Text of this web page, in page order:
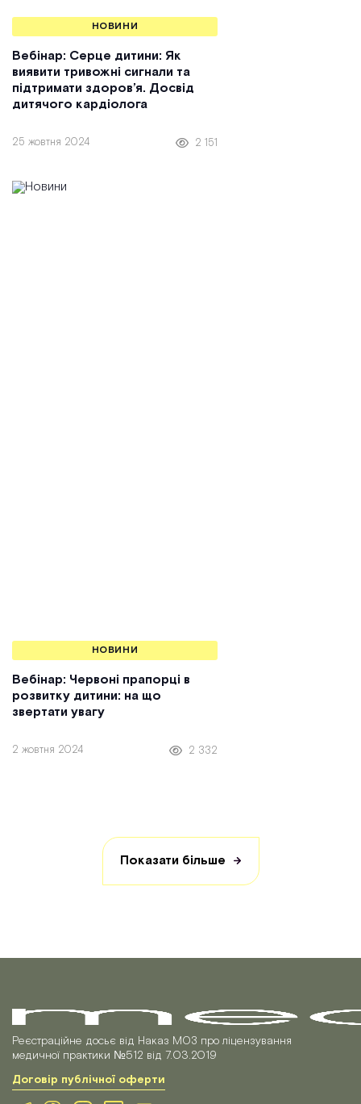
НОВИНИ
Вебінар: Серце дитини: Як
виявити тривожні сигнали та
підтримати здоров’я. Досвід
дитячого кардіолога
25 жовтня 2024 2 151
НОВИНИ
Вебінар: Червоні прапорці в
розвитку дитини: на що
звертати увагу
2 жовтня 2024 2 332
Показати більше
Реєстраційне досьє від Наказ МОЗ про ліцензування
медичної практики №512 від 7.03.2019
Договір публічної оферти